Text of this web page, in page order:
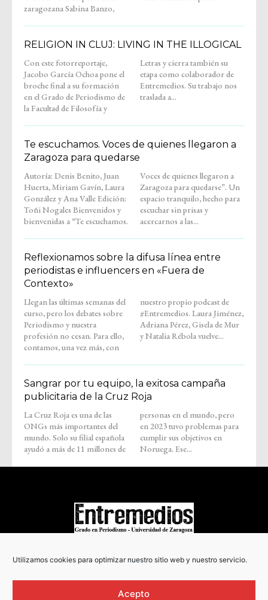
Utilizamos cookies para optimizar nuestro sitio web y nuestro servicio.
Acepto
zaragozana Sabina Banzo,
RELIGION IN CLUJ: LIVING IN THE ILLOGICAL
Con este fotorreportaje,
Jacobo García Ochoa pone el
broche final a su formación
en el Grado de Periodismo de
la Facultad de Filosofía y
Letras y cierra también su
etapa como colaborador de
Entremedios. Su trabajo nos
traslada a...
Te escuchamos. Voces de quienes llegaron a
Zaragoza para quedarse
Autoría: Denis Benito, Juan
Huerta, Miriam Gavín, Laura
González y Ana Valle Edición:
Toñi Nogales Bienvenidos y
bienvenidas a “Te escuchamos.
Voces de quienes llegaron a
Zaragoza para quedarse”. Un
espacio tranquilo, hecho para
escuchar sin prisas y
acercarnos a las...
Reflexionamos sobre la difusa línea entre
periodistas e influencers en «Fuera de
Contexto»
Llegan las últimas semanas del
curso, pero los debates sobre
Periodismo y nuestra
profesión no cesan. Para ello,
contamos, una vez más, con
nuestro propio podcast de
#Entremedios. Laura Jiménez,
Adriana Pérez, Gisela de Mur
y Natalia Rébola vuelve...
Sangrar por tu equipo, la exitosa campaña
publicitaria de la Cruz Roja
La Cruz Roja es una de las
ONGs más importantes del
mundo. Solo su filial española
ayudó a más de 11 millones de
personas en el mundo, pero
en 2023 tuvo problemas para
cumplir sus objetivos en
Noruega. Ese...